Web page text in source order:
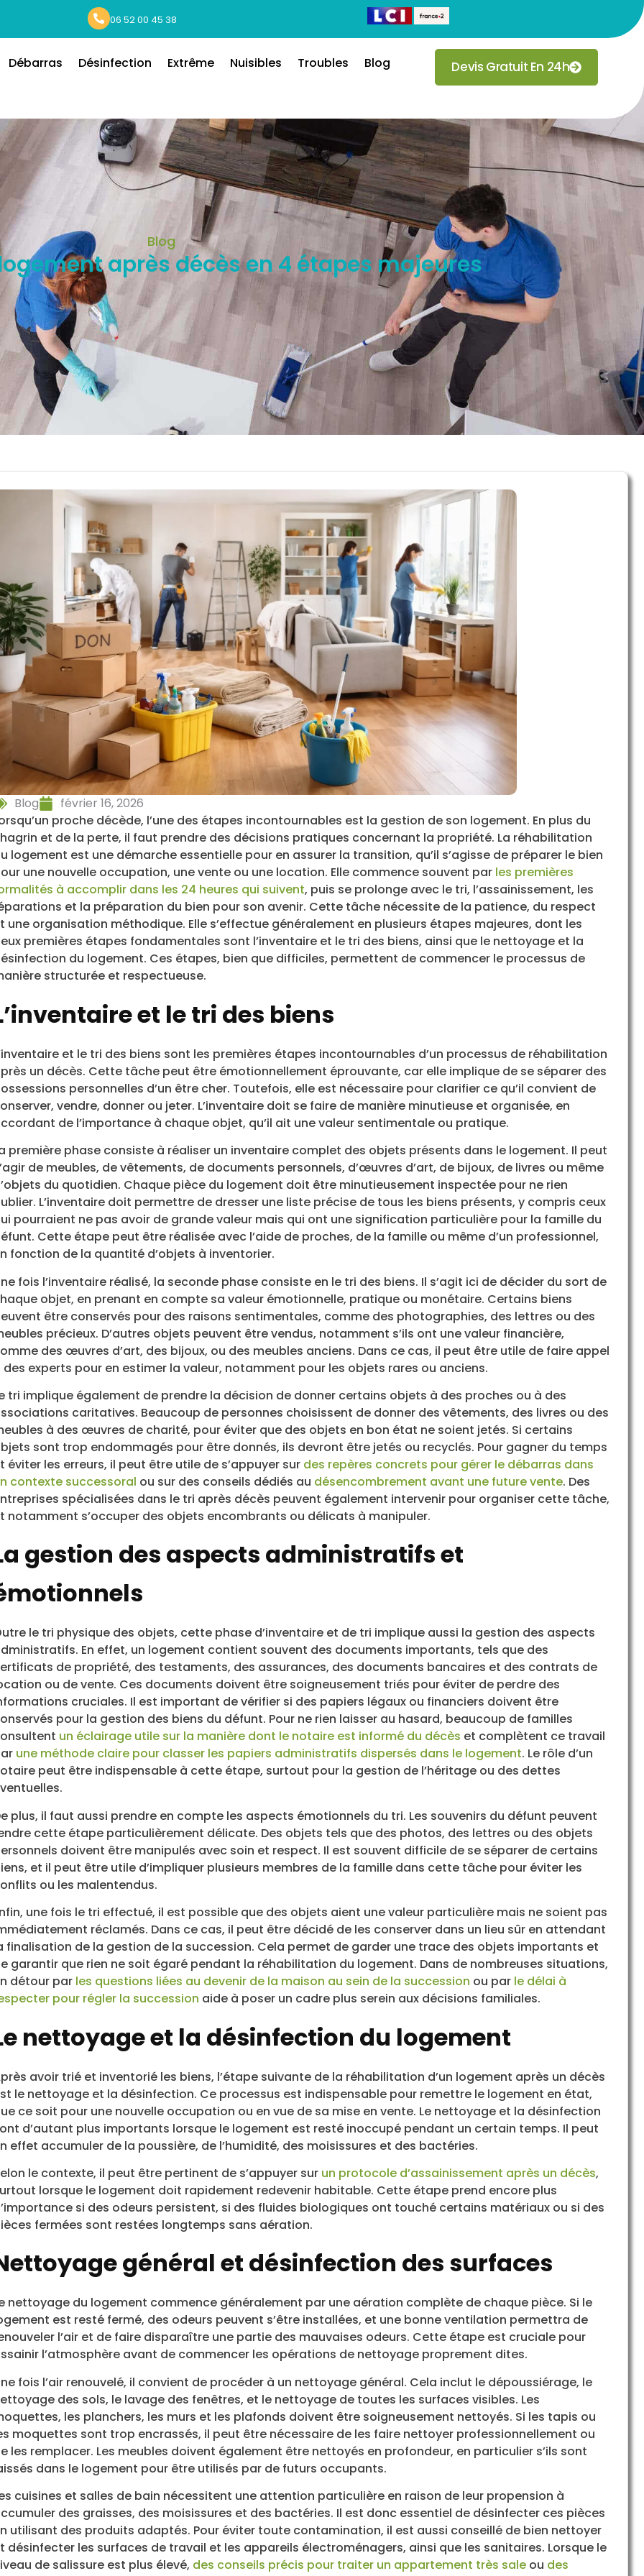
06 52 00 45 38
Débarras Désinfection Extrême Nuisibles Troubles Blog Devis Gratuit En 24h
Blog
après décès en 4 étapes majeures
Blog
février 16, 2026
proche décède, l’une des étapes incontournables est la gestion de son logement. En plus du
et de la perte, il faut prendre des décisions pratiques concernant la propriété. La réhabilitation
logement est une démarche essentielle pour en assurer la transition, qu’il s’agisse de préparer le bien
une nouvelle occupation, une vente ou une location. Elle commence souvent par les premières
à accomplir dans les 24 heures qui suivent, puis se prolonge avec le tri, l’assainissement, les
et la préparation du bien pour son avenir. Cette tâche nécessite de la patience, du respect
une organisation méthodique. Elle s’effectue généralement en plusieurs étapes majeures, dont les
premières étapes fondamentales sont l’inventaire et le tri des biens, ainsi que le nettoyage et la
du logement. Ces étapes, bien que difficiles, permettent de commencer le processus de
structurée et respectueuse.
et le tri des biens
et le tri des biens sont les premières étapes incontournables d’un processus de réhabilitation
un décès. Cette tâche peut être émotionnellement éprouvante, car elle implique de se séparer des
personnelles d’un être cher. Toutefois, elle est nécessaire pour clarifier ce qu’il convient de
vendre, donner ou jeter. L’inventaire doit se faire de manière minutieuse et organisée, en
de l’importance à chaque objet, qu’il ait une valeur sentimentale ou pratique.
première phase consiste à réaliser un inventaire complet des objets présents dans le logement. Il peut
de meubles, de vêtements, de documents personnels, d’œuvres d’art, de bijoux, de livres ou même
du quotidien. Chaque pièce du logement doit être minutieusement inspectée pour ne rien
L’inventaire doit permettre de dresser une liste précise de tous les biens présents, y compris ceux
pourraient ne pas avoir de grande valeur mais qui ont une signification particulière pour la famille du
Cette étape peut être réalisée avec l’aide de proches, de la famille ou même d’un professionnel,
fonction de la quantité d’objets à inventorier.
fois l’inventaire réalisé, la seconde phase consiste en le tri des biens. Il s’agit ici de décider du sort de
objet, en prenant en compte sa valeur émotionnelle, pratique ou monétaire. Certains biens
être conservés pour des raisons sentimentales, comme des photographies, des lettres ou des
précieux. D’autres objets peuvent être vendus, notamment s’ils ont une valeur financière,
des œuvres d’art, des bijoux, ou des meubles anciens. Dans ce cas, il peut être utile de faire appel
des experts pour en estimer la valeur, notamment pour les objets rares ou anciens.
tri implique également de prendre la décision de donner certains objets à des proches ou à des
caritatives. Beaucoup de personnes choisissent de donner des vêtements, des livres ou des
à des œuvres de charité, pour éviter que des objets en bon état ne soient jetés. Si certains
sont trop endommagés pour être donnés, ils devront être jetés ou recyclés. Pour gagner du temps
éviter les erreurs, il peut être utile de s’appuyer sur des repères concrets pour gérer le débarras dans
contexte successoral ou sur des conseils dédiés au désencombrement avant une future vente. Des
spécialisées dans le tri après décès peuvent également intervenir pour organiser cette tâche,
notamment s’occuper des objets encombrants ou délicats à manipuler.
gestion des aspects administratifs et
le tri physique des objets, cette phase d’inventaire et de tri implique aussi la gestion des aspects
En effet, un logement contient souvent des documents importants, tels que des
de propriété, des testaments, des assurances, des documents bancaires et des contrats de
ou de vente. Ces documents doivent être soigneusement triés pour éviter de perdre des
cruciales. Il est important de vérifier si des papiers légaux ou financiers doivent être
pour la gestion des biens du défunt. Pour ne rien laisser au hasard, beaucoup de familles
un éclairage utile sur la manière dont le notaire est informé du décès et complètent ce travail
une méthode claire pour classer les papiers administratifs dispersés dans le logement. Le rôle d’un
peut être indispensable à cette étape, surtout pour la gestion de l’héritage ou des dettes
plus, il faut aussi prendre en compte les aspects émotionnels du tri. Les souvenirs du défunt peuvent
cette étape particulièrement délicate. Des objets tels que des photos, des lettres ou des objets
doivent être manipulés avec soin et respect. Il est souvent difficile de se séparer de certains
et il peut être utile d’impliquer plusieurs membres de la famille dans cette tâche pour éviter les
ou les malentendus.
une fois le tri effectué, il est possible que des objets aient une valeur particulière mais ne soient pas
réclamés. Dans ce cas, il peut être décidé de les conserver dans un lieu sûr en attendant
finalisation de la gestion de la succession. Cela permet de garder une trace des objets importants et
garantir que rien ne soit égaré pendant la réhabilitation du logement. Dans de nombreuses situations,
détour par les questions liées au devenir de la maison au sein de la succession ou par le délai à
pour régler la succession aide à poser un cadre plus serein aux décisions familiales.
nettoyage et la désinfection du logement
avoir trié et inventorié les biens, l’étape suivante de la réhabilitation d’un logement après un décès
le nettoyage et la désinfection. Ce processus est indispensable pour remettre le logement en état,
ce soit pour une nouvelle occupation ou en vue de sa mise en vente. Le nettoyage et la désinfection
d’autant plus importants lorsque le logement est resté inoccupé pendant un certain temps. Il peut
effet accumuler de la poussière, de l’humidité, des moisissures et des bactéries.
le contexte, il peut être pertinent de s’appuyer sur un protocole d’assainissement après un décès,
lorsque le logement doit rapidement redevenir habitable. Cette étape prend encore plus
si des odeurs persistent, si des fluides biologiques ont touché certains matériaux ou si des
fermées sont restées longtemps sans aération.
général et désinfection des surfaces
nettoyage du logement commence généralement par une aération complète de chaque pièce. Si le
est resté fermé, des odeurs peuvent s’être installées, et une bonne ventilation permettra de
l’air et de faire disparaître une partie des mauvaises odeurs. Cette étape est cruciale pour
l’atmosphère avant de commencer les opérations de nettoyage proprement dites.
fois l’air renouvelé, il convient de procéder à un nettoyage général. Cela inclut le dépoussiérage, le
des sols, le lavage des fenêtres, et le nettoyage de toutes les surfaces visibles. Les
les planchers, les murs et les plafonds doivent être soigneusement nettoyés. Si les tapis ou
moquettes sont trop encrassés, il peut être nécessaire de les faire nettoyer professionnellement ou
les remplacer. Les meubles doivent également être nettoyés en profondeur, en particulier s’ils sont
dans le logement pour être utilisés par de futurs occupants.
cuisines et salles de bain nécessitent une attention particulière en raison de leur propension à
des graisses, des moisissures et des bactéries. Il est donc essentiel de désinfecter ces pièces
utilisant des produits adaptés. Pour éviter toute contamination, il est aussi conseillé de bien nettoyer
désinfecter les surfaces de travail et les appareils électroménagers, ainsi que les sanitaires. Lorsque le
de salissure est plus élevé, des conseils précis pour traiter un appartement très sale ou des